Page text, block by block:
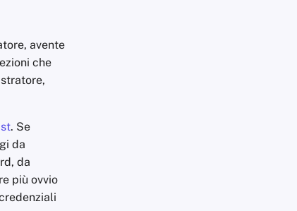
avente
che
. Se
da
da
più ovvio